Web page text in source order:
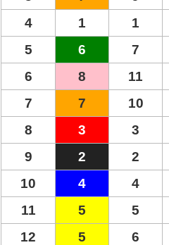
4
1 1
5
6 7
6
8 11
7
7 10
8
3 3
9
2 2
10
4 4
11
5 5
12
5 6